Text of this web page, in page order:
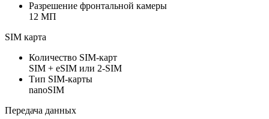
Разрешение фронтальной камеры
12 МП
SIM карта
Количество SIM-карт
SIM + eSIM или 2-SIM
Тип SIM-карты
nanoSIM
Передача данных